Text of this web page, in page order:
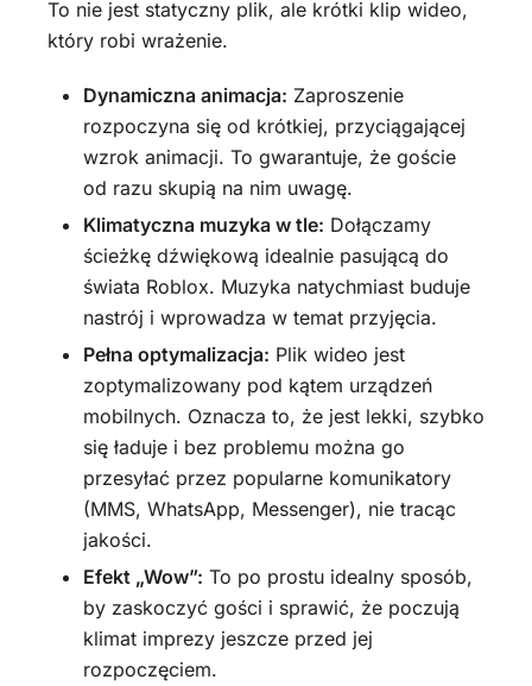
To nie jest statyczny plik, ale krótki klip wideo,
który robi wrażenie.
Dynamiczna animacja: Zaproszenie
rozpoczyna się od krótkiej, przyciągającej
wzrok animacji. To gwarantuje, że goście
od razu skupią na nim uwagę.
Klimatyczna muzyka w tle: Dołączamy
ścieżkę dźwiękową idealnie pasującą do
świata Roblox. Muzyka natychmiast buduje
nastrój i wprowadza w temat przyjęcia.
Pełna optymalizacja: Plik wideo jest
zoptymalizowany pod kątem urządzeń
mobilnych. Oznacza to, że jest lekki, szybko
się ładuje i bez problemu można go
przesyłać przez popularne komunikatory
(MMS, WhatsApp, Messenger), nie tracąc
jakości.
Efekt „Wow”: To po prostu idealny sposób,
by zaskoczyć gości i sprawić, że poczują
klimat imprezy jeszcze przed jej
rozpoczęciem.